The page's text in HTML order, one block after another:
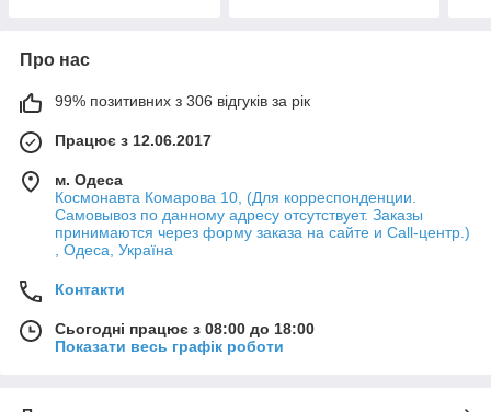
Про нас
99% позитивних з 306 відгуків за рік
Працює з 12.06.2017
м. Одеса
Космонавта Комарова 10, (Для корреспонденции.
Самовывоз по данному адресу отсутствует. Заказы
принимаются через форму заказа на сайте и Call-центр.)
, Одеса, Україна
Контакти
Сьогодні працює з 08:00 до 18:00
Показати весь графік роботи